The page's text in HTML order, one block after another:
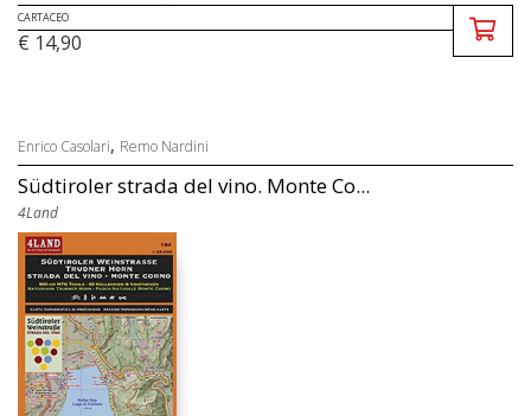
CARTACEO
€ 14,90
Enrico Casolari, Remo Nardini
Südtiroler strada del vino. Monte Co...
4Land